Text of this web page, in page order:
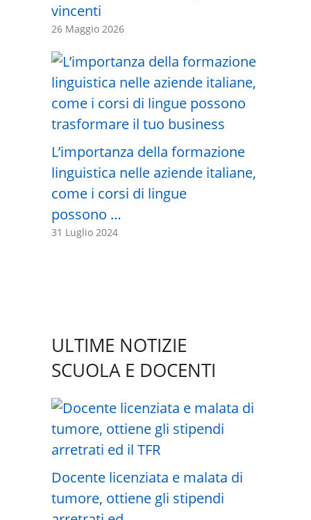
vincenti
26 Maggio 2026
L’importanza della formazione
linguistica nelle aziende italiane,
come i corsi di lingue
possono …
31 Luglio 2024
ULTIME NOTIZIE
SCUOLA E DOCENTI
Docente licenziata e malata di
tumore, ottiene gli stipendi